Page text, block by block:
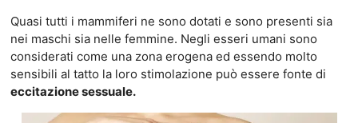
Quasi tutti i mammiferi ne sono dotati e sono presenti sia
nei maschi sia nelle femmine. Negli esseri umani sono
considerati come una zona erogena ed essendo molto
sensibili al tatto la loro stimolazione può essere fonte di
eccitazione sessuale.